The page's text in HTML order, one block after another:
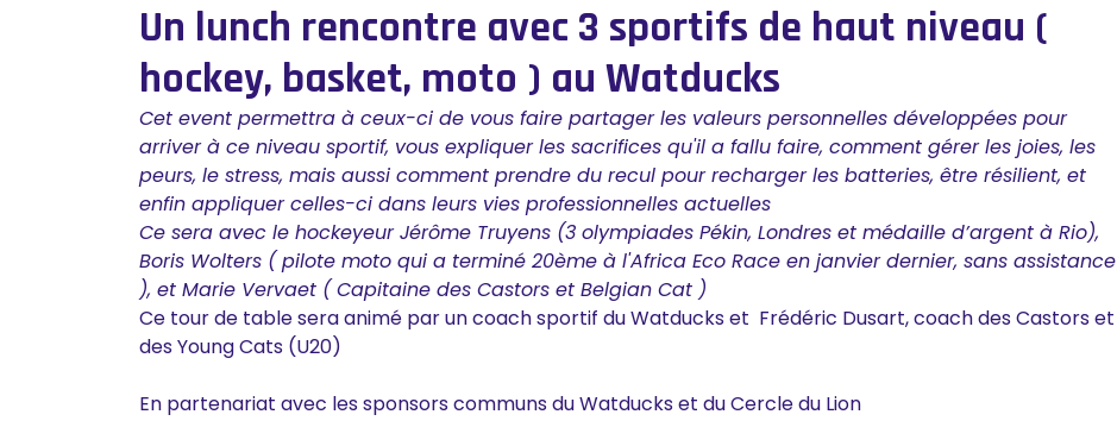
Un lunch rencontre avec 3 sportifs de haut niveau (
hockey, basket, moto ) au Watducks
Cet event permettra à ceux-ci de vous faire partager les valeurs personnelles développées pour
arriver à ce niveau sportif, vous expliquer les sacrifices qu'il a fallu faire, comment gérer les joies, les
peurs, le stress, mais aussi comment prendre du recul pour recharger les batteries, être résilient, et
enfin appliquer celles-ci dans leurs vies professionnelles actuelles
Ce sera avec le hockeyeur Jérôme Truyens (3 olympiades Pékin, Londres et médaille d’argent à Rio),
Boris Wolters ( pilote moto qui a terminé 20ème à l'Africa Eco Race en janvier dernier, sans assistance
), et Marie Vervaet ( Capitaine des Castors et Belgian Cat )
Ce tour de table sera animé par un coach sportif du Watducks et Frédéric Dusart, coach des Castors et
des Young Cats (U20)
En partenariat avec les sponsors communs du Watducks et du Cercle du Lion